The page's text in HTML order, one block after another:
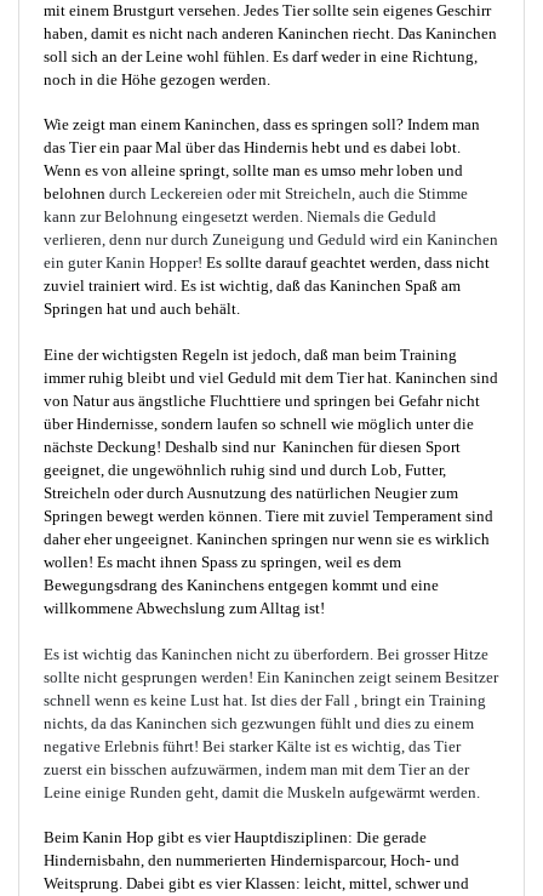
mit einem Brustgurt versehen. Jedes Tier sollte sein eigenes Geschirr
haben, damit es nicht nach anderen Kaninchen riecht. Das Kaninchen
soll sich an der Leine wohl fühlen. Es darf weder in eine Richtung,
noch in die Höhe gezogen werden.
Wie zeigt man einem Kaninchen, dass es springen soll? Indem man
das Tier ein paar Mal über das Hindernis hebt und es dabei lobt.
Wenn es von alleine springt, sollte man es umso mehr loben und
belohnen durch Leckereien oder mit Streicheln, auch die Stimme
kann zur Belohnung eingesetzt werden. Niemals die Geduld
verlieren, denn nur durch Zuneigung und Geduld wird ein Kaninchen
ein guter Kanin Hopper! Es sollte darauf geachtet werden, dass nicht
zuviel trainiert wird. Es ist wichtig, daß das Kaninchen Spaß am
Springen hat und auch behält.
Eine der wichtigsten Regeln ist jedoch, daß man beim Training
immer ruhig bleibt und viel Geduld mit dem Tier hat. Kaninchen sind
von Natur aus ängstliche Fluchttiere und springen bei Gefahr nicht
über Hindernisse, sondern laufen so schnell wie möglich unter die
nächste Deckung! Deshalb sind nur Kaninchen für diesen Sport
geeignet, die ungewöhnlich ruhig sind und durch Lob, Futter,
Streicheln oder durch Ausnutzung des natürlichen Neugier zum
Springen bewegt werden können. Tiere mit zuviel Temperament sind
daher eher ungeeignet. Kaninchen springen nur wenn sie es wirklich
wollen! Es macht ihnen Spass zu springen, weil es dem
Bewegungsdrang des Kaninchens entgegen kommt und eine
willkommene Abwechslung zum Alltag ist!
Es ist wichtig das Kaninchen nicht zu überfordern. Bei grosser Hitze
sollte nicht gesprungen werden! Ein Kaninchen zeigt seinem Besitzer
schnell wenn es keine Lust hat. Ist dies der Fall , bringt ein Training
nichts, da das Kaninchen sich gezwungen fühlt und dies zu einem
negative Erlebnis führt! Bei starker Kälte ist es wichtig, das Tier
zuerst ein bisschen aufzuwärmen, indem man mit dem Tier an der
Leine einige Runden geht, damit die Muskeln aufgewärmt werden.
Beim Kanin Hop gibt es vier Hauptdisziplinen: Die gerade
Hindernisbahn, den nummerierten Hindernisparcour, Hoch- und
Weitsprung. Dabei gibt es vier Klassen: leicht, mittel, schwer und